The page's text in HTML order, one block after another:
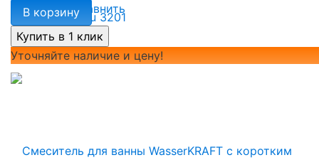
избранное сравнить
В корзину
Уточняйте наличие и цену!